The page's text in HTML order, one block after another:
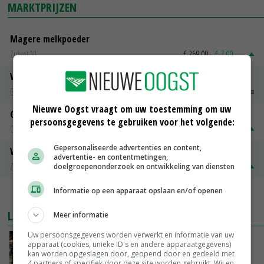
MARKTPRIJZEN
Magere melkpoeder
Zuivel NL
€ 269,00 € 7,00
Vleeskuikens 2001-2600 gr
Barneveld
€ 1,09
Gerst
Groningen
€ 197,00 € 2,00
Volle melkpoeder
Zuivel NL
€ 345,00 € 20,00
MEER MARKTPRIJZEN
LAATSTE NIEUWS
Na jarenlang meten willen Zuid-Hollandse
boeren nu erkenning
Nieuwe Oogst vraagt om uw toestemming om uw
persoonsgegevens te gebruiken voor het volgende:
Gepersonaliseerde advertenties en content,
advertentie- en contentmetingen,
doelgroepenonderzoek en ontwikkeling van diensten
Informatie op een apparaat opslaan en/of openen
Meer informatie
Uw persoonsgegevens worden verwerkt en informatie van uw
apparaat (cookies, unieke ID's en andere apparaatgegevens)
kan worden opgeslagen door, geopend door en gedeeld met